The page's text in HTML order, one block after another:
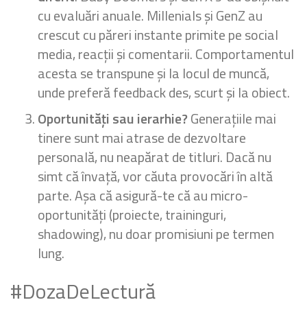
cu evaluări anuale. Millenials și GenZ au
crescut cu păreri instante primite pe social
media, reacții și comentarii. Comportamentul
acesta se transpune și la locul de muncă,
unde preferă feedback des, scurt și la obiect.
Oportunități sau ierarhie?Generațiile mai
tinere sunt mai atrase de dezvoltare
personală, nu neapărat de titluri. Dacă nu
simt că învață, vor căuta provocări în altă
parte. Așa că asigură-te că au micro-
oportunități (proiecte, traininguri,
shadowing), nu doar promisiuni pe termen
lung.
#DozaDeLectură